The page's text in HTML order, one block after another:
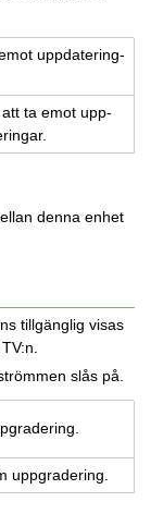
upp­da­te­ring­
ta emot upp­
denna enhet
tillgänglig visas
slås på.
upp­gra­de­ring.